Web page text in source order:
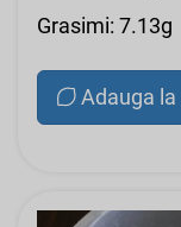
Grasimi: 7.13g
Adauga